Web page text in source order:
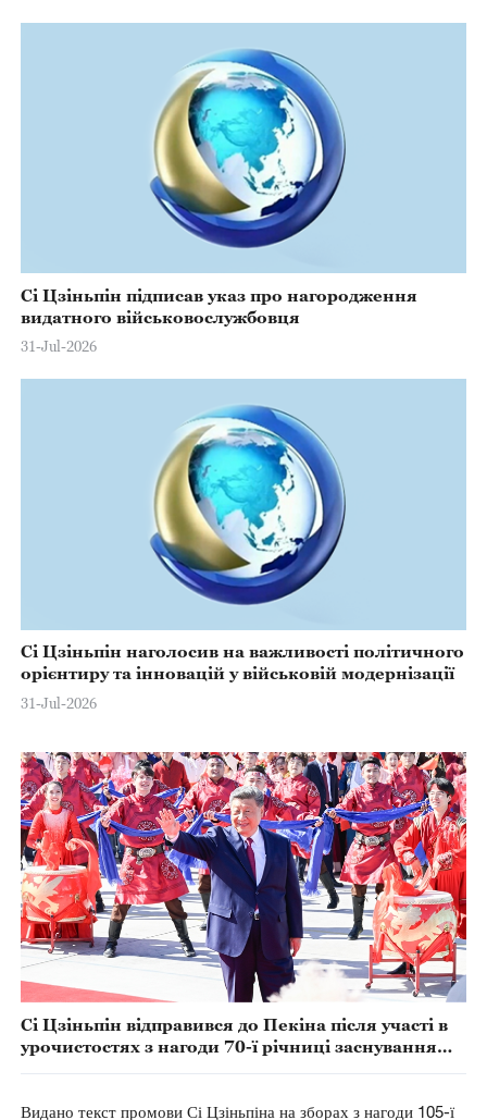
Сі Цзіньпін підписав указ про нагородження
видатного військовослужбовця
31-Jul-2026
Сі Цзіньпін наголосив на важливості політичного
орієнтиру та інновацій у військовій модернізації
31-Jul-2026
Сі Цзіньпін відправився до Пекіна після участі в
урочистостях з нагоди 70-ї річниці заснування
Видано текст промови Сі Цзіньпіна на зборах з нагоди 105-ї